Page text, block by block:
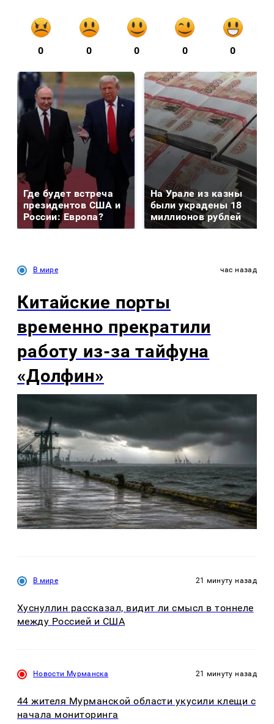
0 0 0 0 0
Где будет встреча
президентов США и
России: Европа?
На Урале из казны
были украдены 18
миллионов рублей
В мире час назад
Китайские порты
временно прекратили
работу из-за тайфуна
«Долфин»
В мире 21 минуту назад
Хуснуллин рассказал, видит ли смысл в тоннеле
между Россией и США
Новости Мурманска 21 минуту назад
44 жителя Мурманской области укусили клещи с
начала мониторинга